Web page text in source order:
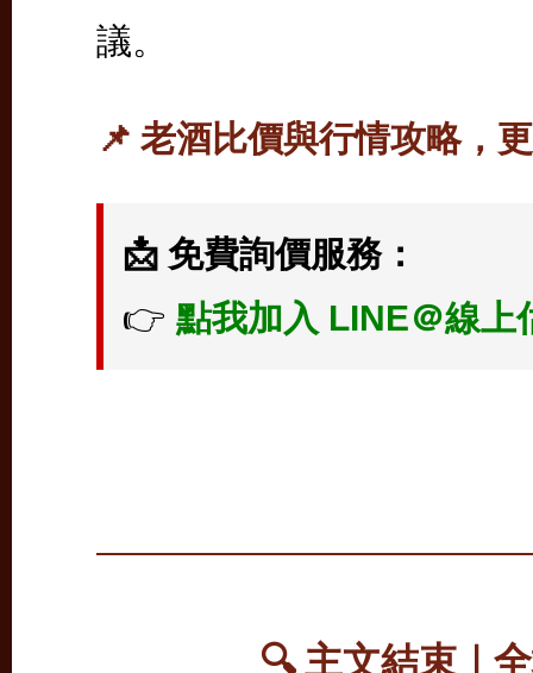
議。
📌 老酒比價與行情攻略，
📩 免費詢價服務：
👉 點我加入 LINE＠線上
🔍 主文結束｜